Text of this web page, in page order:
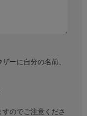
ーに自分の名前、
のでご注意くださ